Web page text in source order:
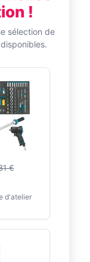
!
sélection de
€
d'atelier